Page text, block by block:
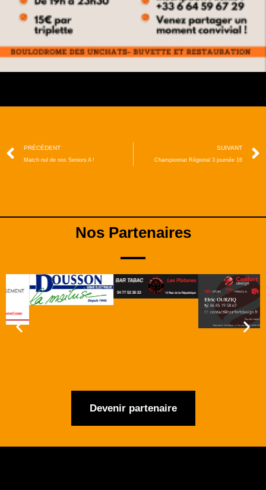
PRÉCÉDENT
Match nul de nos Seniors A !
SUIVANT
Championnat Régional 3 journée 16
Nos Partenaires
Devenir partenaire